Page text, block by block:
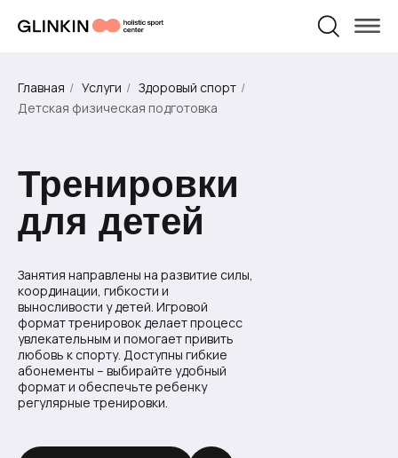
реабилитация
тренировки
и родам
Главная / Услуги / Здоровый спорт /
Детская физическая подготовка
Занятия направлены на развитие силы,
координации, гибкости и
выносливости у детей. Игровой
формат тренировок делает процесс
увлекательным и помогает привить
любовь к спорту. Доступны гибкие
абонементы – выбирайте удобный
формат и обеспечьте ребенку
регулярные тренировки.
Тренировки
для детей